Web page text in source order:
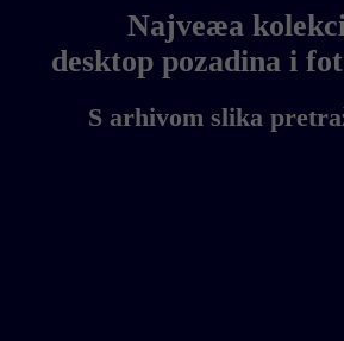
Najveæa
desktop pozadina i
S arhivom slika